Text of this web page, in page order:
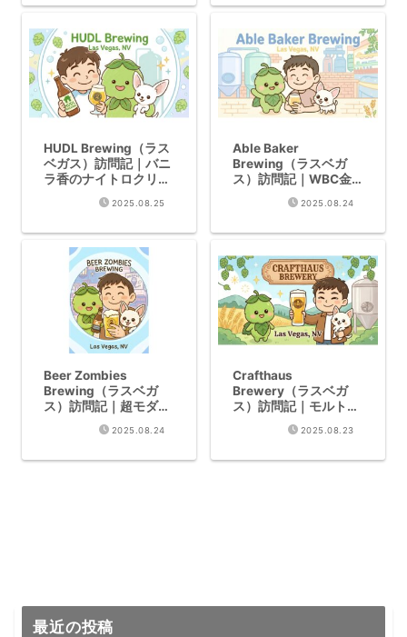
HUDL Brewing（ラス
ベガス）訪問記｜バニ
ラ香のナイトロクリー
2025.08.25
Able Baker
Brewing（ラスベガ
ス）訪問記｜WBC金
賞アメリカンラガーの
2025.08.24
Beer Zombies
Brewing（ラスベガ
ス）訪問記｜超モダン
Hazy IPAが存在した
2025.08.24
Crafthaus
Brewery（ラスベガ
ス）訪問記｜モルトの
魔術師！衝撃のチェコ
ピルスを堪能2025.08.23
最近の投稿